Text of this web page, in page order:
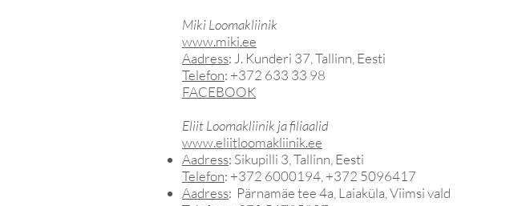
Miki Loomakliinik
www.miki.ee
Aadress: J. Kunderi 37, Tallinn, Eesti
Telefon: +372 633 33 98
FACEBOOK
Eliit Loomakliinik ja filiaalid
www.eliitloomakliinik.ee
Aadress: Sikupilli 3, Tallinn, Eesti
Telefon: +372 6000194, +372 5096417
Aadress: Pärnamäe tee 4a, Laiaküla, Viimsi vald